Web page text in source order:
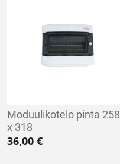
Moduulikotelo pinta 258
x 318
36,00 €